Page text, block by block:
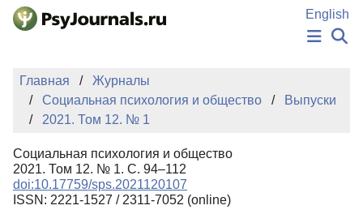
Перейти к основному содержанию
English
НОВОСТИ
ИЗДАНИЯ
БАЗА ЗНАНИЙ
КЛЮЧЕВЫЕ СЛОВА
Регистрация
Главная
Журналы
Социальная психология и общество
Выпуски
2021. Том 12. № 1
Социальная психология и общество
2021. Том 12. № 1. С. 94–112
doi:10.17759/sps.2021120107
ISSN: 2221-1527 / 2311-7052 (online)